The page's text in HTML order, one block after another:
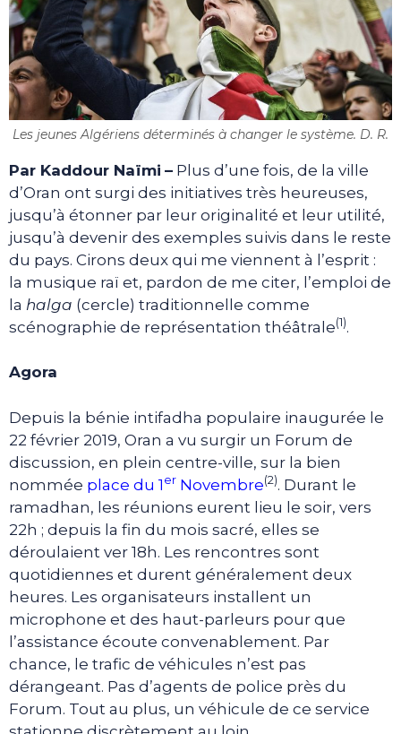
Les jeunes Algériens déterminés à changer le système. D. R.
Par Kaddour Naïmi – Plus d’une fois, de la ville
d’Oran ont surgi des initiatives très heureuses,
jusqu’à étonner par leur originalité et leur utilité,
jusqu’à devenir des exemples suivis dans le reste
du pays. Cirons deux qui me viennent à l’esprit :
la musique raï et, pardon de me citer, l’emploi de
la halga (cercle) traditionnelle comme
scénographie de représentation théâtrale(1).
Agora
Depuis la bénie intifadha populaire inaugurée le
22 février 2019, Oran a vu surgir un Forum de
discussion, en plein centre-ville, sur la bien
nommée place du 1 er Novembre(2). Durant le
ramadhan, les réunions eurent lieu le soir, vers
22h ; depuis la fin du mois sacré, elles se
déroulaient ver 18h. Les rencontres sont
quotidiennes et durent généralement deux
heures. Les organisateurs installent un
microphone et des haut-parleurs pour que
l’assistance écoute convenablement. Par
chance, le trafic de véhicules n’est pas
dérangeant. Pas d’agents de police près du
Forum. Tout au plus, un véhicule de ce service